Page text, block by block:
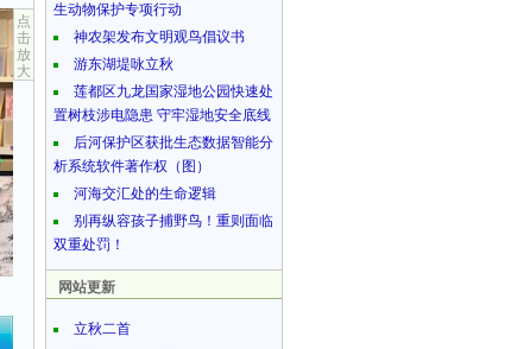
点
击
放
大
生动物保护专项行动
神农架发布文明观鸟倡议书
游东湖堤咏立秋
莲都区九龙国家湿地公园快速处
置树枝涉电隐患 守牢湿地安全底线
后河保护区获批生态数据智能分
析系统软件著作权（图）
河海交汇处的生命逻辑
别再纵容孩子捕野鸟！重则面临
双重处罚！
网站更新
立秋二首